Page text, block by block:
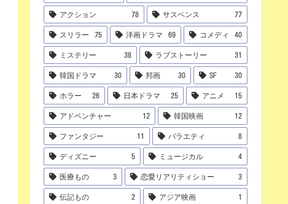
アクション 78 サスペンス 77
スリラー 75 洋画ドラマ 69 コメディ 40
ミステリー 38 ラブストーリー 31
韓国ドラマ 30 邦画 30 SF 30
ホラー 26 日本ドラマ 25 アニメ 15
アドベンチャー 12 韓国映画 12
ファンタジー 11 バラエティ 8
ディズニー 5 ミュージカル 4
医療もの 3 恋愛リアリティショー 3
伝記もの 2 アジア映画 1